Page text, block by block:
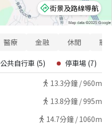
街景及路線導航
醫療 金融 休閒 寵
公共自行車 (5) 停車場 (7)
13.3分鐘 /960m
13.8分鐘 /995m
14.7分鐘 / 1060m